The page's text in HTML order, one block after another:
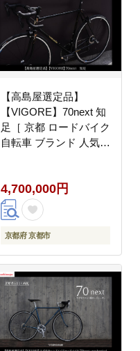
【高島屋選定品】
【VIGORE】70next 知
足［ 京都 ロードバイク
自転車 ブランド 人気
ンド メーカー 取り寄せ
通販 ふるさと納税 ］
4,700,000円
京都府 京都市